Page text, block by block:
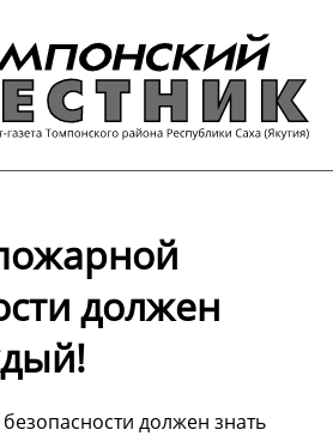
должен
должен знать